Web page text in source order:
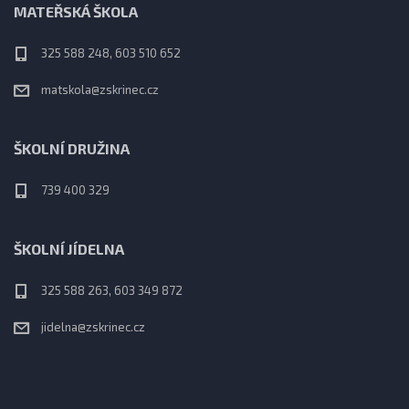
MATEŘSKÁ ŠKOLA
325 588 248, 603 510 652
matskola@zskrinec.cz
ŠKOLNÍ DRUŽINA
739 400 329
ŠKOLNÍ JÍDELNA
325 588 263, 603 349 872
jidelna@zskrinec.cz